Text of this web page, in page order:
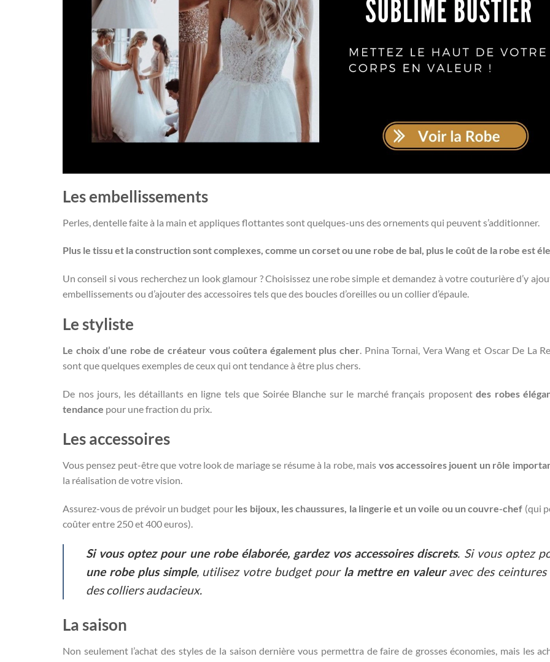
Les embellissements
Perles, dentelle faite à la main et appliques flottantes sont quelques-uns des ornements qui peuvent s’additionner.
Plus le tissu et la construction sont complexes, comme un corset ou une robe de bal, plus le coût de la robe est
Un conseil si vous recherchez un look glamour ? Choisissez une robe simple et demandez à votre couturière d’y
embellissements ou d’ajouter des accessoires tels que des boucles d’oreilles ou un collier d’épaule.
Le styliste
Le choix d’une robe de créateur vous coûtera également plus cher . Pnina Tornai, Vera Wang et Oscar De La
sont que quelques exemples de ceux qui ont tendance à être plus chers.
De nos jours, les détaillants en ligne tels que Soirée Blanche sur le marché français proposentdes robes
tendance pour une fraction du prix.
Les accessoires
Vous pensez peut-être que votre look de mariage se résume à la robe, mais vos accessoires jouent un rôle
la réalisation de votre vision.
Assurez-vous de prévoir un budget pour les bijoux, les chaussures, la lingerie et un voile ou un couvre-chef (qui
coûter entre 250 et 400 euros).
Si vous optez pour une robe élaborée, gardez vos accessoires discrets. Si vous optez
une robe plus simple, utilisez votre budget pour la mettre en valeuravec des ceintures
des colliers audacieux.
La saison
Non seulement l’achat des styles de la saison dernière vous permettra de faire de grosses économies, mais les